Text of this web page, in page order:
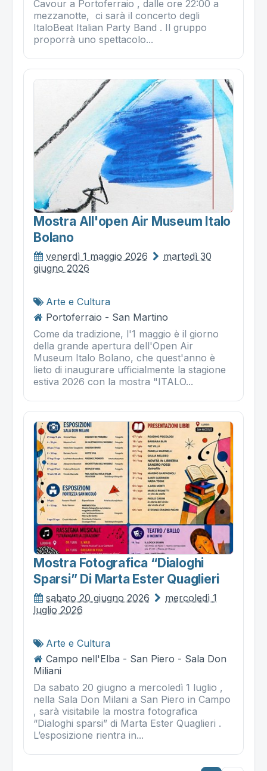
Cavour a Portoferraio , dalle ore 22:00 a
mezzanotte, ci sarà il concerto degli
ItaloBeat Italian Party Band . Il gruppo
proporrà uno spettacolo...
Mostra All'open Air Museum Italo
Bolano
venerdì 1 maggio 2026
martedì 30
giugno 2026
Arte e Cultura
Portoferraio - San Martino
Come da tradizione, l'1 maggio è il giorno
della grande apertura dell'Open Air
Museum Italo Bolano, che quest'anno è
lieto di inaugurare ufficialmente la stagione
estiva 2026 con la mostra "ITALO...
Mostra Fotografica “dialoghi
Sparsi” Di Marta Ester Quaglieri
sabato 20 giugno 2026
mercoledì 1
luglio 2026
Arte e Cultura
Campo nell'Elba - San Piero - Sala Don
Miliani
Da sabato 20 giugno a mercoledì 1 luglio ,
nella Sala Don Milani a San Piero in Campo
, sarà visitabile la mostra fotografica
“Dialoghi sparsi” di Marta Ester Quaglieri .
L’esposizione rientra in...